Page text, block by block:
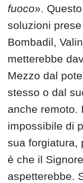
fuoco».
soluzioni
Bombadil,
metterebbe
Mezzo dal
stesso o dal
anche remoto.
impossibile di
sua forgiatura,
è che il
aspetterebbe.